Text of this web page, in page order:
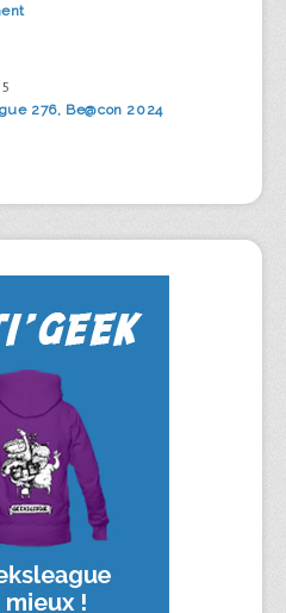
276, Be@con 2024